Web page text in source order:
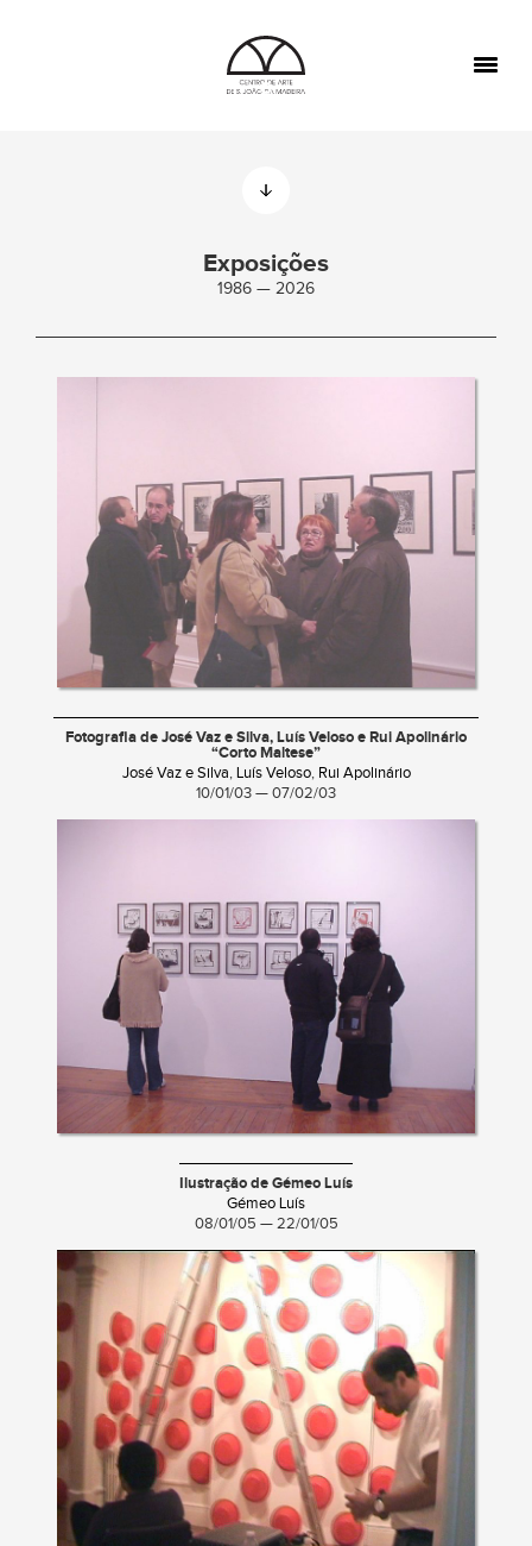
TOGGLE
Exposições
1986 — 2026
Fotografia de José Vaz e Silva, Luís Veloso e Rui Apolinário
“Corto Maltese”
José Vaz e Silva, Luís Veloso, Rui Apolinário
10/01/03 — 07/02/03
Ilustração de Gémeo Luís
Gémeo Luís
08/01/05 — 22/01/05